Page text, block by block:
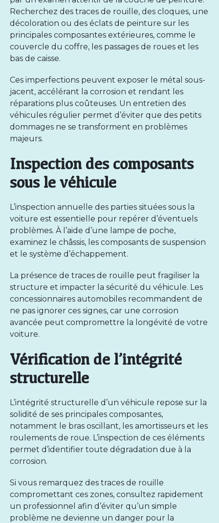
Recherchez des traces de rouille, des cloques, une
décoloration ou des éclats de peinture sur les
principales composantes extérieures, comme le
couvercle du coffre, les passages de roues et les
bas de caisse.
Ces imperfections peuvent exposer le métal sous-
jacent, accélérant la corrosion et rendant les
réparations plus coûteuses. Un entretien des
véhicules régulier permet d’éviter que des petits
dommages ne se transforment en problèmes
majeurs.
Inspection des composants
sous le véhicule
L’inspection annuelle des parties situées sous la
voiture est essentielle pour repérer d’éventuels
problèmes. À l’aide d’une lampe de poche,
examinez le châssis, les composants de suspension
et le système d’échappement.
La présence de traces de rouille peut fragiliser la
structure et impacter la sécurité du véhicule. Les
concessionnaires automobiles recommandent de
ne pas ignorer ces signes, car une corrosion
avancée peut compromettre la longévité de votre
voiture.
Vérification de l’intégrité
structurelle
L’intégrité structurelle d’un véhicule repose sur la
solidité de ses principales composantes,
notamment le bras oscillant, les amortisseurs et les
roulements de roue. L’inspection de ces éléments
permet d’identifier toute dégradation due à la
corrosion.
Si vous remarquez des traces de rouille
compromettant ces zones, consultez rapidement
un professionnel afin d’éviter qu’un simple
problème ne devienne un danger pour la